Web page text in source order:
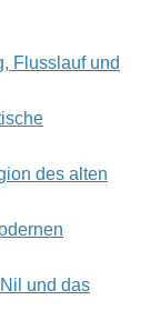
Flusslauf und
des alten
und das